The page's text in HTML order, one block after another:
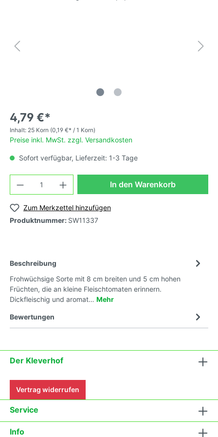
4,79 €*
Inhalt: 25 Korn (0,19 €* / 1 Korn)
Preise inkl. MwSt. zzgl. Versandkosten
Sofort verfügbar, Lieferzeit: 1-3 Tage
In den Warenkorb
Zum Merkzettel hinzufügen
Produktnummer: SW11337
Beschreibung
Frohwüchsige Sorte mit 8 cm breiten und 5 cm hohen
Früchten, die an kleine Fleischtomaten erinnern.
Dickfleischig und aromat… Mehr
Bewertungen
Der Kleverhof
Vertrag widerrufen
Service
Info